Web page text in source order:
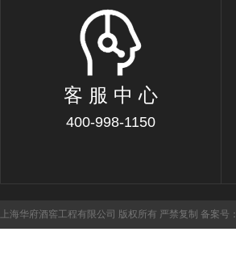
客 服 中 心
400-998-1150
上海华府酒窖工程有限公司 版权所有 严禁复制 备案号：